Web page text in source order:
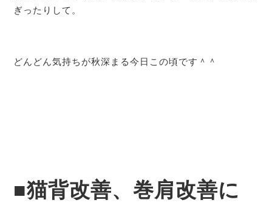
ぎったりして。
どんどん気持ちが秋深まる今日この頃です＾＾
■猫背改善、巻肩改善に